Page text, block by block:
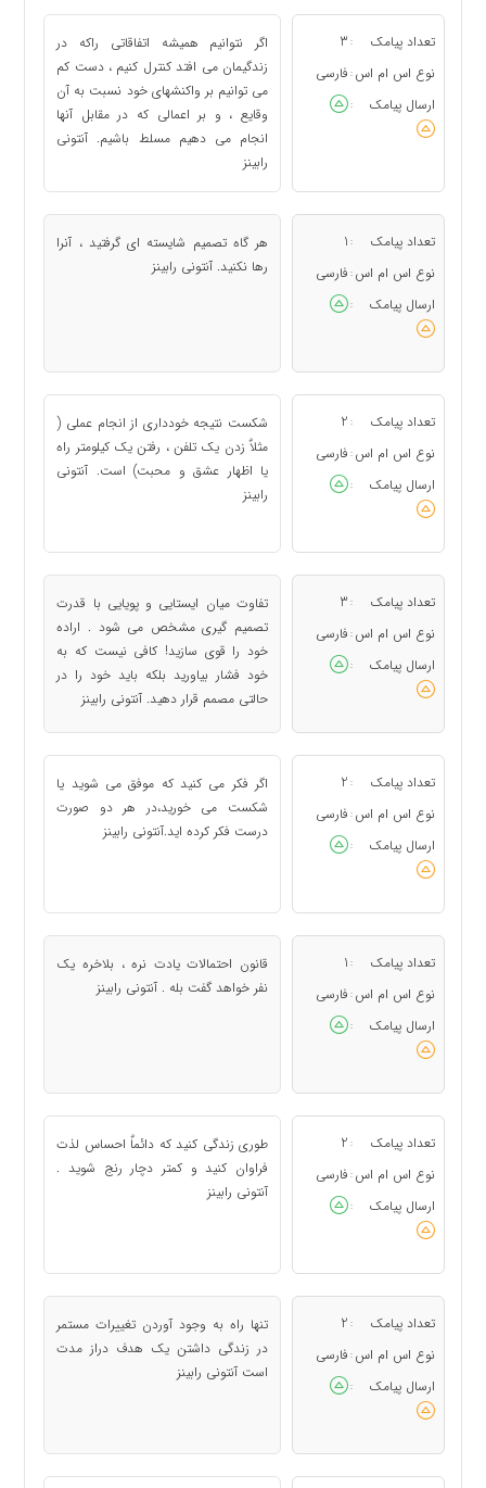
تعداد پیامک :
3
نوع اس ام اس : فارسی
ارسال پیامک
:
اگر نتوانیم همیشه اتفاقاتی راکه در
زندگیمان می افتد کنترل کنیم ، دست کم
می توانیم بر واکنشهای خود نسبت به آن
وقایع ، و بر اعمالی که در مقابل آنها
انجام می دهیم مسلط باشیم. آنتونی
رابینز
تعداد پیامک :
1
نوع اس ام اس : فارسی
ارسال پیامک
:
هر گاه تصمیم شایسته ای گرفتید ، آنرا
رها نکنید. آنتونی رابینز
تعداد پیامک :
2
نوع اس ام اس : فارسی
ارسال پیامک
:
شکست نتیجه خودداری از انجام عملی (
مثلاٌ زدن یک تلفن ، رفتن یک کیلومتر راه
یا اظهار عشق و محبت) است. آنتونی
رابینز
تعداد پیامک :
3
نوع اس ام اس : فارسی
ارسال پیامک
:
تفاوت میان ایستایی و پویایی با قدرت
تصمیم گیری مشخص می شود . اراده
خود را قوی سازید! کافی نیست که به
خود فشار بیاورید بلکه باید خود را در
حالتی مصمم قرار دهید. آنتونی رابینز
تعداد پیامک :
2
نوع اس ام اس : فارسی
ارسال پیامک
:
اگر فکر می کنید که موفق می شوید یا
شکست می خورید،در هر دو صورت
درست فکر کرده اید.آنتونی رابینز
تعداد پیامک :
1
نوع اس ام اس : فارسی
ارسال پیامک
:
قانون احتمالات یادت نره ، بلاخره یک
نفر خواهد گفت بله . آنتونی رابینز
تعداد پیامک :
2
نوع اس ام اس : فارسی
ارسال پیامک
:
طوری زندگی کنید که دائماٌ احساس لذت
فراوان کنید و کمتر دچار رنج شوید .
آنتونی رابینز
تعداد پیامک :
2
نوع اس ام اس : فارسی
ارسال پیامک
:
تنها راه به وجود آوردن تغییرات مستمر
در زندگی داشتن یک هدف دراز مدت
است آنتونی رابینز